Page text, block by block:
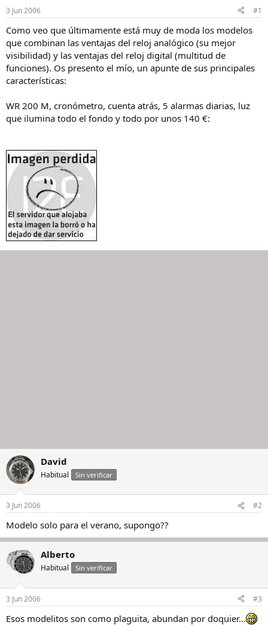
d
e
l
h
i
l
o
i
c
i
o
3 Jun 2006 #1
Como veo que últimamente está muy de moda los modelos
que combinan las ventajas del reloj analógico (su mejor
visibilidad) y las ventajas del reloj digital (multitud de
funciones). Os presento el mío, un apunte de sus principales
características:
WR 200 M, cronómetro, cuenta atrás, 5 alarmas diarias, luz
que ilumina todo el fondo y todo por unos 140 €:
David
Habitual Sin verificar
3 Jun 2006 #2
Modelo solo para el verano, supongo??
Alberto
Habitual Sin verificar
3 Jun 2006 #3
Esos modelitos son como plaguita, abundan por doquier...